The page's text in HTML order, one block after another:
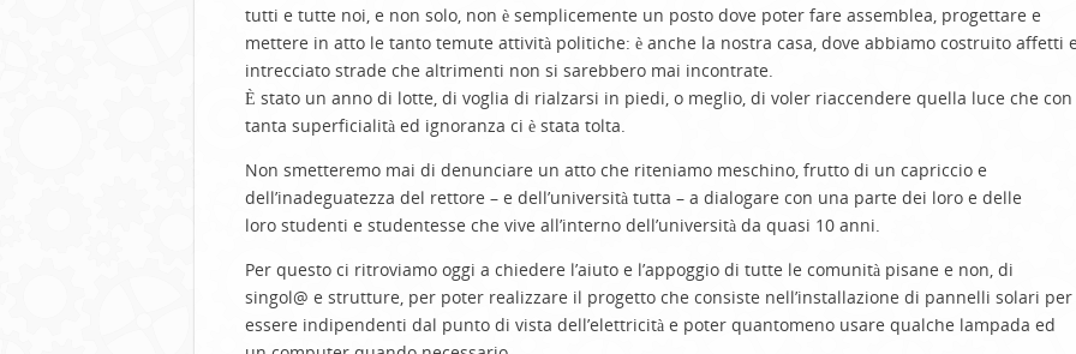
tutti e tutte noi, e non solo, non è semplicemente un posto dove poter fare assemblea progettare e
mettere in atto le tanto temute attività politiche: è anche la nostra casa, dove abbiamo costruito affetti
intrecciato strade che altrimenti non si sarebbero mai incontrate.
È stato un anno di lotte, di voglia di rialzarsi in piedi o meglio di voler riaccendere quella luce che con
tanta superficialità ed ignoranza ci è stata tolta
Non smetteremo mai di denunciare un atto che riteniamo meschino, frutto di un capriccio e
dell’inadeguatezza del rettore – e dell’università tutta – a dialogare con una parte dei loro e delle
loro studenti e studentesse che vive all’interno dell’università da quasi 10 anni.
Per questo ci ritroviamo oggi a chiedere l’aiuto e l’appoggio di tutte le comunità pisane e non, di
singol@ e strutture, per poter realizzare il progetto che consiste nell’installazione di pannelli solari per
essere indipendenti dal punto di vista dell’elettricità e poter quantomeno usare qualche lampada ed